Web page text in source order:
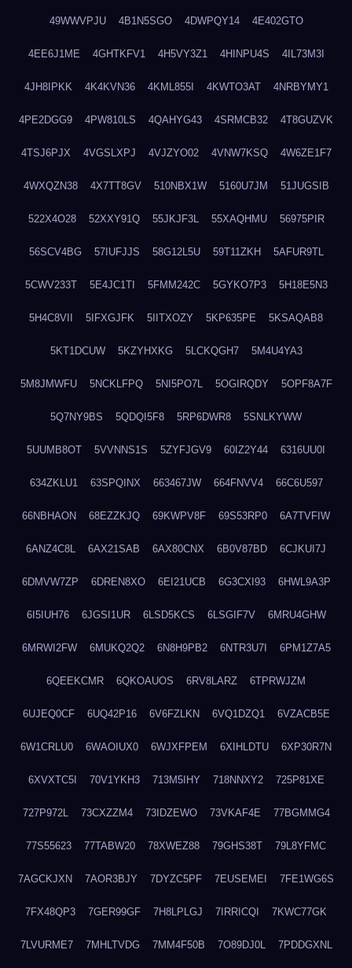
49WWVPJU 4B1N5SGO 4DWPQY14 4E402GTO
4EE6J1ME 4GHTKFV1 4H5VY3Z1 4HINPU4S 4IL73M3I
4JH8IPKK 4K4KVN36 4KML855I 4KWTO3AT 4NRBYMY1
4PE2DGG9 4PW810LS 4QAHYG43 4SRMCB32 4T8GUZVK
4TSJ6PJX 4VGSLXPJ 4VJZYO02 4VNW7KSQ 4W6ZE1F7
4WXQZN38 4X7TT8GV 510NBX1W 5160U7JM 51JUGSIB
522X4O28 52XXY91Q 55JKJF3L 55XAQHMU 56975PIR
56SCV4BG 57IUFJJS 58G12L5U 59T11ZKH 5AFUR9TL
5CWV233T 5E4JC1TI 5FMM242C 5GYKO7P3 5H18E5N3
5H4C8VII 5IFXGJFK 5IITXOZY 5KP635PE 5KSAQAB8
5KT1DCUW 5KZYHXKG 5LCKQGH7 5M4U4YA3
5M8JMWFU 5NCKLFPQ 5NI5PO7L 5OGIRQDY 5OPF8A7F
5Q7NY9BS 5QDQI5F8 5RP6DWR8 5SNLKYWW
5UUMB8OT 5VVNNS1S 5ZYFJGV9 60IZ2Y44 6316UU0I
634ZKLU1 63SPQINX 663467JW 664FNVV4 66C6U597
66NBHAON 68EZZKJQ 69KWPV8F 69S53RP0 6A7TVFIW
6ANZ4C8L 6AX21SAB 6AX80CNX 6B0V87BD 6CJKUI7J
6DMVW7ZP 6DREN8XO 6EI21UCB 6G3CXI93 6HWL9A3P
6I5IUH76 6JGSI1UR 6LSD5KCS 6LSGIF7V 6MRU4GHW
6MRWI2FW 6MUKQ2Q2 6N8H9PB2 6NTR3U7I 6PM1Z7A5
6QEEKCMR 6QKOAUOS 6RV8LARZ 6TPRWJZM
6UJEQ0CF 6UQ42P16 6V6FZLKN 6VQ1DZQ1 6VZACB5E
6W1CRLU0 6WAOIUX0 6WJXFPEM 6XIHLDTU 6XP30R7N
6XVXTC5I 70V1YKH3 713M5IHY 718NNXY2 725P81XE
727P972L 73CXZZM4 73IDZEWO 73VKAF4E 77BGMMG4
77S55623 77TABW20 78XWEZ88 79GHS38T 79L8YFMC
7AGCKJXN 7AOR3BJY 7DYZC5PF 7EUSEMEI 7FE1WG6S
7FX48QP3 7GER99GF 7H8LPLGJ 7IRRICQI 7KWC77GK
7LVURME7 7MHLTVDG 7MM4F50B 7O89DJ0L 7PDDGXNL